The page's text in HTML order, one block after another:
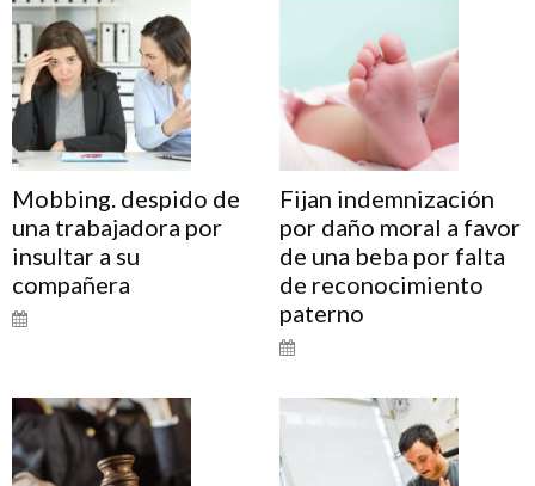
Mobbing. despido de
una trabajadora por
insultar a su
compañera
Fijan indemnización
por daño moral a favor
de una beba por falta
de reconocimiento
paterno